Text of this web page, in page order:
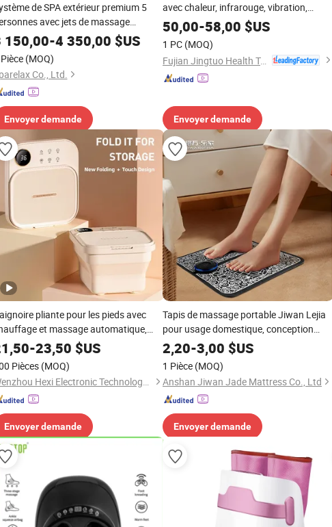
de SPA extérieur premium 5
avec jets de massage
pour un soulagement rapide de
fatigue musculaire
150,00-4 350,00 $US
(MOQ)
Co., Ltd.
Envoyer demande
avec chaleur, infrarouge, vibration,
compression d'air, machine de massage
électrique pour les pieds
50,00-58,00 $US
1 PC (MOQ)
Fujian Jingtuo Health Technology Co., Ltd.
Envoyer demande
pliante pour les pieds avec
et massage automatique,
pieds pour la maison
-23,50 $US
Pièces (MOQ)
Wenzhou Hexi Electronic Technology Co., Ltd.
Envoyer demande
Tapis de massage portable Jiwan Lejia
pour usage domestique, conception
pliable, technologie EMS, appareil de
circulation pour les pieds
2,20-3,00 $US
1 Pièce (MOQ)
Anshan Jiwan Jade Mattress Co., Ltd
Envoyer demande